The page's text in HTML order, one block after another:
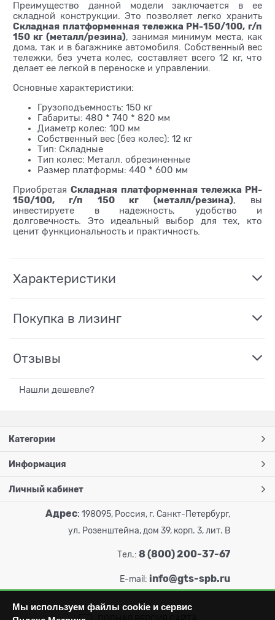
Преимущество данной модели заключается в ее
складной конструкции. Это позволяет легко хранить
Складная платформенная тележка PH-150/100, г/п
150 кг (металл/резина), занимая минимум места, как
дома, так и в багажнике автомобиля. Собственный вес
тележки, без учета колес, составляет всего 12 кг, что
делает ее легкой в переноске и управлении.
Основные характеристики:
Грузоподъемность: 150 кг
Габариты: 480 * 740 * 820 мм
Диаметр колес: 100 мм
Собственный вес (без колес): 12 кг
Тип: Складные
Тип колес: Металл. обрезиненные
Размер платформы: 440 * 600 мм
ПриобретаяСкладная платформенная тележка PH-
150/100, г/п 150 кг (металл/резина), вы
инвестируете в надежность, удобство и
долговечность. Это идеальный выбор для тех, кто
ценит функциональность и практичность.
Характеристики
Покупка в лизинг
Отзывы
Нашли дешевле?
Категории
Информация
Личный кабинет
Адрес: 198095, Россия, г. Санкт-Петербург,
ул. Розенштейна, дом 39, корп. 3, лит. В
Тел.: 8 (800) 200-37-67
E-mail: info@gts-spb.ru
Мы используем файлы cookie и сервис